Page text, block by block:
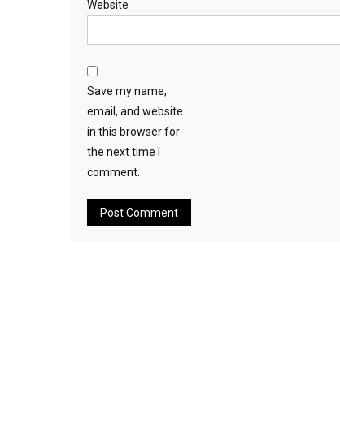
Website
Save my name,
email, and website
in this browser for
the next time I
comment.